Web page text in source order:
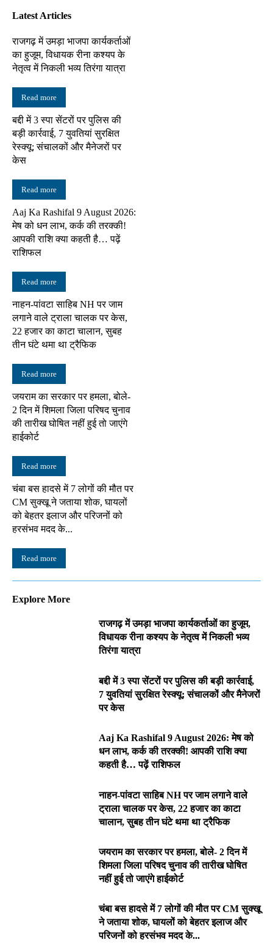
Latest Articles
राजगढ़ में उमड़ा भाजपा कार्यकर्ताओं
का हुजूम, विधायक रीना कश्यप के
नेतृत्व में निकली भव्य तिरंगा यात्रा
Read more
बद्दी में 3 स्पा सेंटरों पर पुलिस की
बड़ी कार्रवाई, 7 युवतियां सुरक्षित
रेस्क्यू; संचालकों और मैनेजरों पर
केस
Read more
Aaj Ka Rashifal 9 August 2026:
मेष को धन लाभ, कर्क की तरक्की!
आपकी राशि क्या कहती है… पढ़ें
राशिफल
Read more
नाहन-पांवटा साहिब NH पर जाम
लगाने वाले ट्राला चालक पर केस,
22 हजार का काटा चालान, सुबह
तीन घंटे थमा था ट्रैफिक
Read more
जयराम का सरकार पर हमला, बोले-
2 दिन में शिमला जिला परिषद चुनाव
की तारीख घोषित नहीं हुई तो जाएंगे
हाईकोर्ट
Read more
चंबा बस हादसे में 7 लोगों की मौत पर
CM सुक्खू ने जताया शोक, घायलों
को बेहतर इलाज और परिजनों को
हरसंभव मदद के...
Read more
Explore More
राजगढ़ में उमड़ा भाजपा कार्यकर्ताओं का हुजूम,
विधायक रीना कश्यप के नेतृत्व में निकली भव्य
तिरंगा यात्रा
बद्दी में 3 स्पा सेंटरों पर पुलिस की बड़ी कार्रवाई,
7 युवतियां सुरक्षित रेस्क्यू; संचालकों और मैनेजरों
पर केस
Aaj Ka Rashifal 9 August 2026: मेष को
धन लाभ, कर्क की तरक्की! आपकी राशि क्या
कहती है… पढ़ें राशिफल
नाहन-पांवटा साहिब NH पर जाम लगाने वाले
ट्राला चालक पर केस, 22 हजार का काटा
चालान, सुबह तीन घंटे थमा था ट्रैफिक
जयराम का सरकार पर हमला, बोले- 2 दिन में
शिमला जिला परिषद चुनाव की तारीख घोषित
नहीं हुई तो जाएंगे हाईकोर्ट
चंबा बस हादसे में 7 लोगों की मौत पर CM सुक्खू
ने जताया शोक, घायलों को बेहतर इलाज और
परिजनों को हरसंभव मदद के...